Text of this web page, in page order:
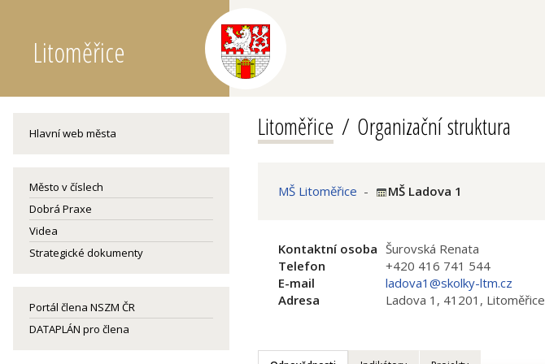
Litoměřice
Hlavní web města
Město v číslech
Dobrá Praxe
Videa
Strategické dokumenty
Portál člena NSZM ČR
DATAPLÁN pro člena
Litoměřice Organizační struktura
MŠ Litoměřice - MŠ Ladova 1
Kontaktní osoba Šurovská Renata
Telefon
+420 416 741 544
E-mail
ladova1@skolky-ltm.cz
Adresa
Ladova 1, 41201, Litoměřice